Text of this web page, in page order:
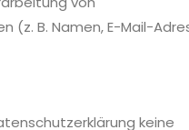
(z. B. Namen, E-Mail-
keine